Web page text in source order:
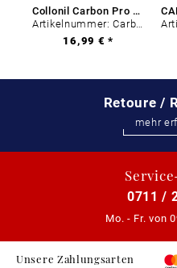
Collonil Carbon Pro 400 ml
16,99 € *
Retoure /
mehr
0711 /
Mo. - Fr. von
Unsere Zahlungsarten